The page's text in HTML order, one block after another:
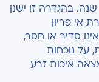
בהגדרה זו ישנן
אי פריון
סדיר או חסר,
על נוכחות
איכות זרע